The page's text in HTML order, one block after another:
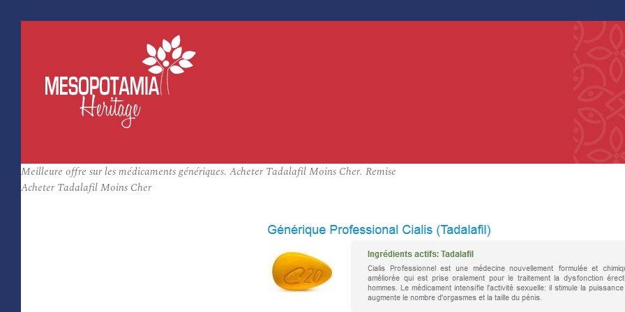
Meilleure offre sur les médicaments génériques. Acheter Tadalafil Moins Cher. Remise
Acheter Tadalafil Moins Cher